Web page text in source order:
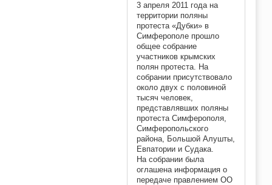
3 апреля 2011 года на
территории поляны
протеста «Дубки» в
Симферополе прошло
общее собрание
участников крымских
полян протеста. На
собрании присутствовало
около двух с половиной
тысяч человек,
представлявших поляны
протеста Симферополя,
Симферопольского
района, Большой Алушты,
Евпатории и Судака.
На собрании была
оглашена информация о
передаче правлением ОО